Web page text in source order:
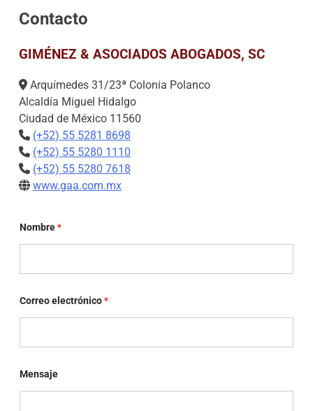
Contacto
GIMÉNEZ & ASOCIADOS ABOGADOS, SC
Arquímedes 31/23ª Colonia Polanco
Alcaldía Miguel Hidalgo
Ciudad de México 11560
(+52) 55 5281 8698
(+52) 55 5280 1110
(+52) 55 5280 7618
www.gaa.com.mx
o
o
o
e
Nombre*
Correo electrónico*
Mensaje